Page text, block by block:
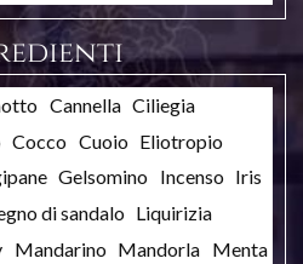
Cannella Ciliegia
Cocco Cuoio Eliotropio
Gelsomino Incenso Iris
di sandalo Liquirizia
Mandarino Mandorla Menta